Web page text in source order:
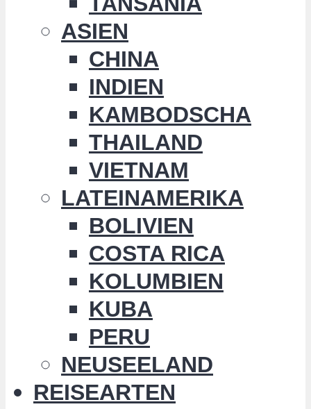
ASIEN
CHINA
INDIEN
KAMBODSCHA
THAILAND
VIETNAM
LATEINAMERIKA
BOLIVIEN
COSTA RICA
KOLUMBIEN
KUBA
PERU
NEUSEELAND
REISEARTEN